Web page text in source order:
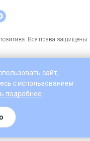
сайт,
с использованием
подробнее
Все права защищены.